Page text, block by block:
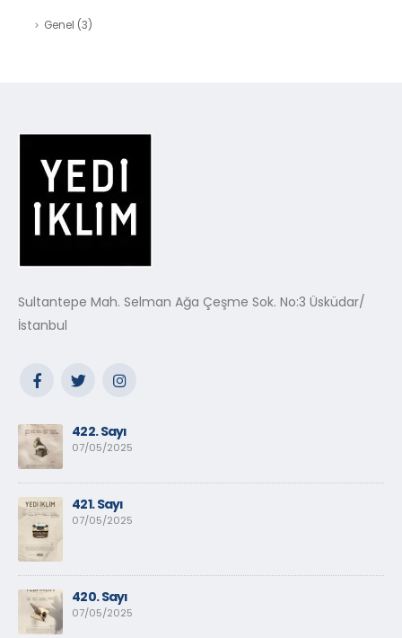
Genel (3)
Sultantepe Mah. Selman Ağa Çeşme Sok. No:3 Üsküdar/
İstanbul
422. Sayı
07/05/2025
421. Sayı
07/05/2025
420. Sayı
07/05/2025